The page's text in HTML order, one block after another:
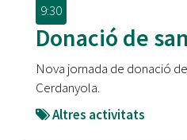
9:30
Donació de
Nova jornada de donació
Cerdanyola.
Altres activitats